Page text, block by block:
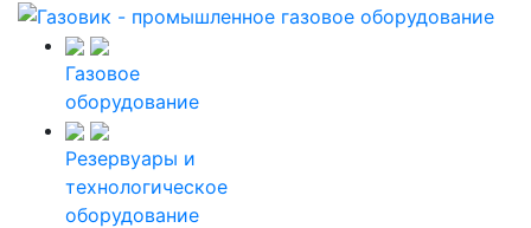
Газовое
оборудование
Резервуары и
технологическое
оборудование